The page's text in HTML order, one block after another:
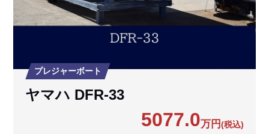
プレジャーボート
ヤマハ DFR-33
5077.0万円(税込)